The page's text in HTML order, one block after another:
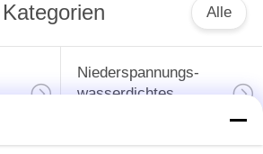
Alle
Niederspannungs-
wasserdichtes